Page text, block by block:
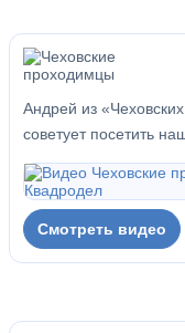
Андрей из
советует посетить
Смотреть видео